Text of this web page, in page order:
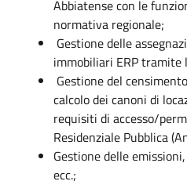
Abbiatense con le
normativa regionale;
Gestione delle
immobiliari ERP
Gestione del
calcolo dei canoni di
requisiti di accesso/
Residenziale Pubblica
Gestione delle
ecc.;